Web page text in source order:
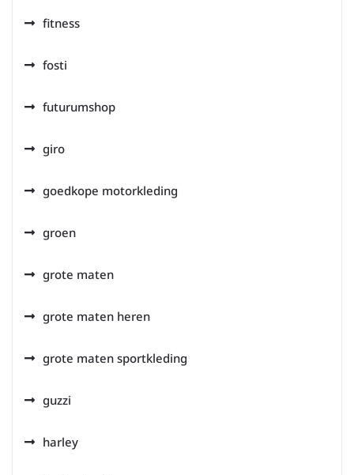
fitness
fosti
futurumshop
giro
goedkope motorkleding
groen
grote maten
grote maten heren
grote maten sportkleding
guzzi
harley